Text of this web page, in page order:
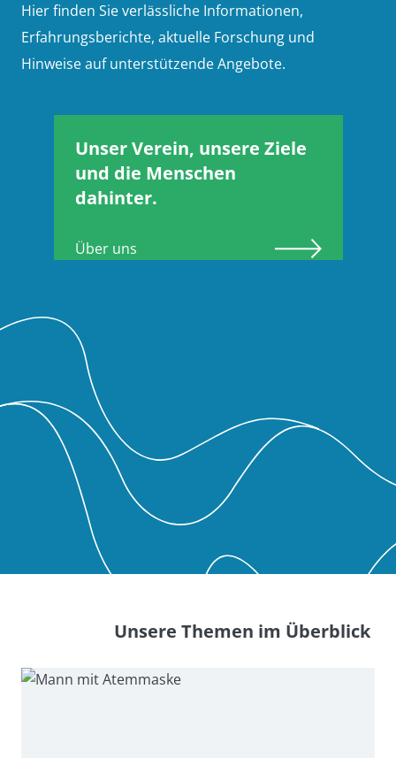
Hier finden Sie verlässliche Informationen,
Erfahrungsberichte, aktuelle Forschung und
Hinweise auf unterstützende Angebote.
Unser Verein, unsere Ziele
und die Menschen
dahinter.
Über uns
Unsere Themen im Überblick